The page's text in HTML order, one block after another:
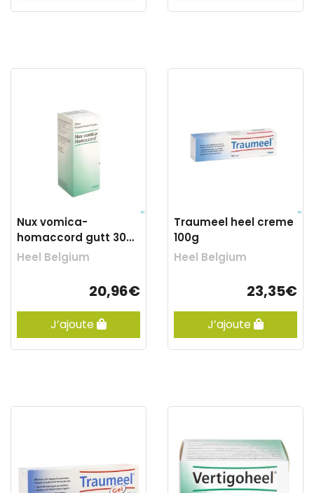
Nux vomica-
homaccord gutt 30ml
heel
Heel Belgium
20,96€
J’ajoute
Traumeel heel creme
100g
Heel Belgium
23,35€
J’ajoute